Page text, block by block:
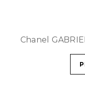
Chanel